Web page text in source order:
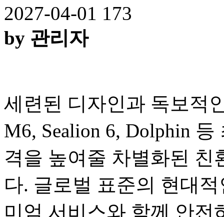
2027-04-01 173
by 관리자
세련된 디자인과 독보적
M6, Sealion 6, Dolphin
격을 높여줄 차별화된
다. 글로벌 표준의 현대
미엄 서비스와 함께 안